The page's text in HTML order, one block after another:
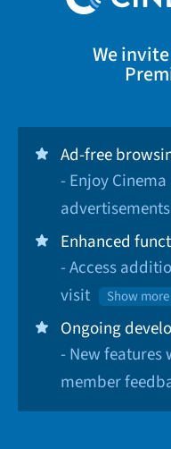
We
Ad-free
- Enjoy
advertisements
Enhanced
- Access
visit
Show more
Ongoing
- New features
member